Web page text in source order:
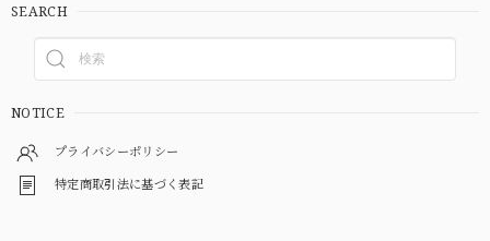
SEARCH
NOTICE
プライバシーポリシー
特定商取引法に基づく表記